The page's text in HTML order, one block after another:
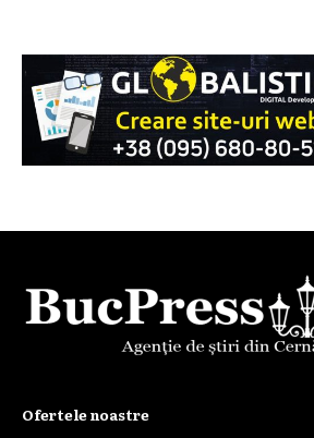
Ofertele noastre